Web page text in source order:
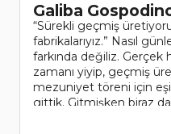
Galiba
“Sürekli geçmiş
fabrikalarıyız.” Nasıl
farkında değiliz. Gerçek
zamanı yiyip, geçmiş
mezuniyet töreni için
gittik. Gitmişken biraz